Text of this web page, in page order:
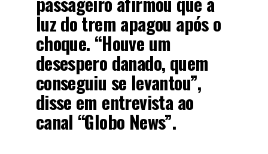
luz do trem apagou após o
choque. “Houve um
desespero danado, quem
conseguiu se levantou”,
disse em entrevista ao
canal “Globo News”.